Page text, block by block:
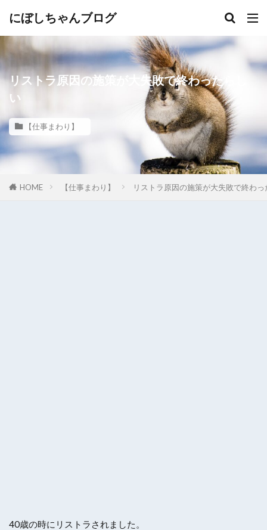
にぼしちゃんブログ
リストラ原因の施策が大失敗で終わったらし
い
【仕事まわり】
HOME 【仕事まわり】 リストラ原因の施策が大失敗で終わ
40歳の時にリストラされました。